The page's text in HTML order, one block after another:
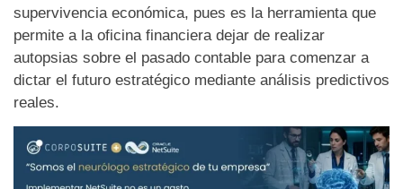
supervivencia económica, pues es la herramienta que
permite a la oficina financiera dejar de realizar
autopsias sobre el pasado contable para comenzar a
dictar el futuro estratégico mediante análisis predictivos
reales.